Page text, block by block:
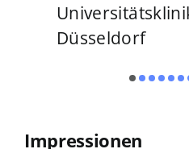
Düsseldorf
Impressionen